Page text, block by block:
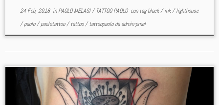
24 Feb, 2018inPAOLO MELASI/TATTOO PAOLO con tagblack/ink/lighthouse
/paolo/paolotattoo/tattoo/tattoopaolodaadmin-pmel